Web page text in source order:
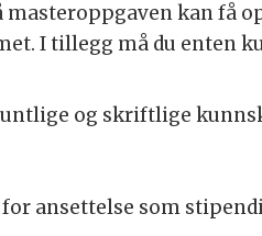
masteroppgaven kan få
I tillegg må du enten
og skriftlige
ansettelse som